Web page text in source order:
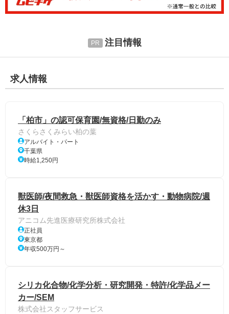
注目情報
求人情報
「柏市」の認可保育園/無資格/日勤のみ
さくらさくみらい柏の葉
アルバイト・パート
千葉県
時給1,250円
獣医師/夜間救急・獣医師資格を活かす・動物病院/週
休3日
アニコム先進医療研究所株式会社
正社員
東京都
年収500万円～
シリカ化合物/化学分析・研究開発・特許/化学品メー
カー/SEM
株式会社スタッフサービス